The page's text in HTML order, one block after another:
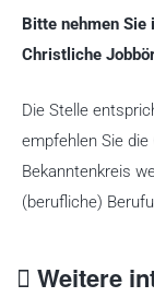
Bitte nehmen Sie
Christliche
Die Stelle
empfehlen Sie
Bekanntenkreis
(berufliche)
Weitere